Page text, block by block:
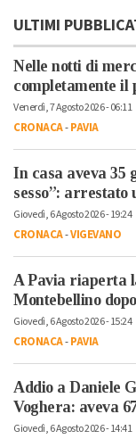
ULTIMI
Nelle notti di
completamente il
Venerdì, 7 Agosto 2026 - 06:11
CRONACA-PAVIA
In casa aveva 35
sesso”: arrestato
Giovedì, 6 Agosto 2026 - 19:24
CRONACA-VIGEVANO
A Pavia riaperta
Montebellino
Giovedì, 6 Agosto 2026 - 15:24
CRONACA-PAVIA
Addio a Daniele
Voghera: aveva
Giovedì, 6 Agosto 2026 - 14:41